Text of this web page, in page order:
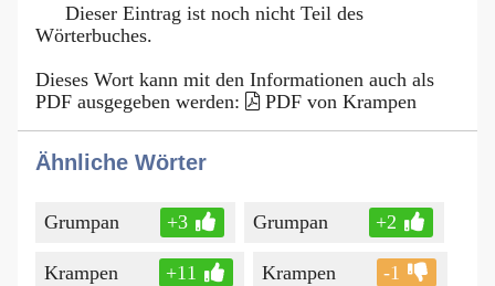
Dieser Eintrag ist noch nicht Teil des
Wörterbuches.
Dieses Wort kann mit den Informationen auch als
PDF ausgegeben werden:
PDF von Krampen
Ähnliche Wörter
Grumpan +3 Grumpan +2
Krampen +11 Krampen -1